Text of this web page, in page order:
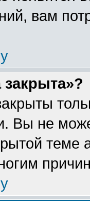
вам
закрыта»?
Вы не
теме